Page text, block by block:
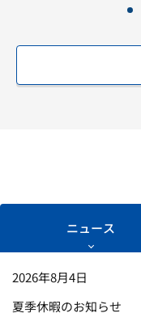
ニュース
2026年8月4日
夏季休暇のお知らせ